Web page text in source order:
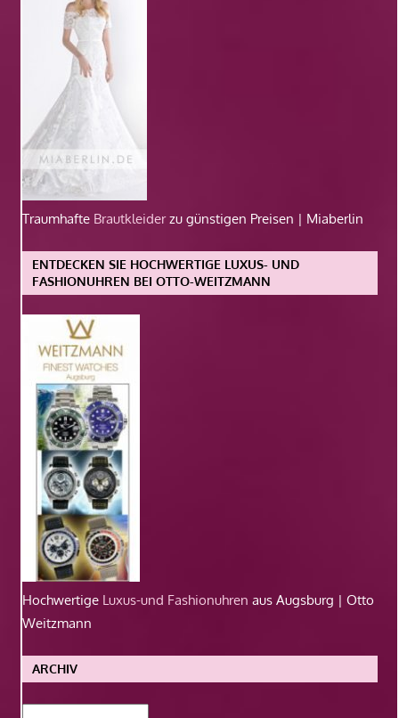
Traumhafte Brautkleiderzu günstigen Preisen | Miaberlin
ENTDECKEN SIE HOCHWERTIGE LUXUS- UND
FASHIONUHREN BEI OTTO-WEITZMANN
Hochwertige Luxus-und Fashionuhren aus Augsburg | Otto
Weitzmann
ARCHIV